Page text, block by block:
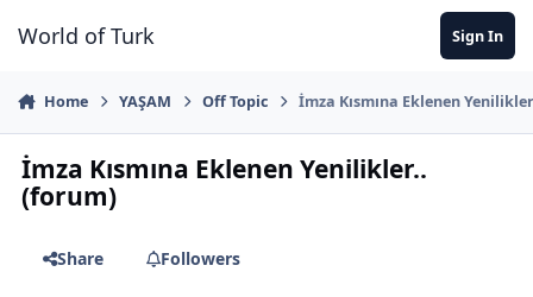
World of Turk Sign In
Home YAŞAM Off Topic İmza Kısmına Eklenen
İmza Kısmına Eklenen Yenilikler..
(forum)
Share Followers